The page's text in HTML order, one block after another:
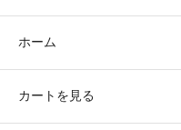
ホーム
カートを見る